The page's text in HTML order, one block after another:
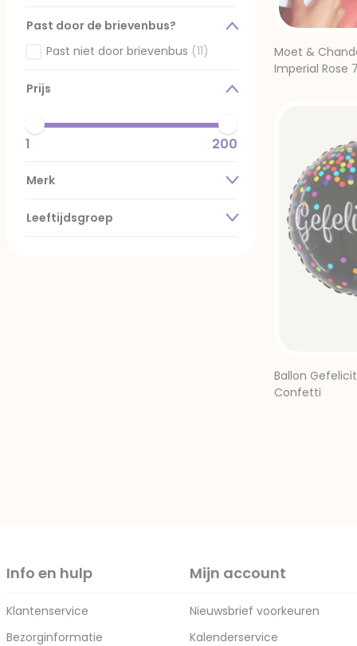
Past door de brievenbus?
Past niet door brievenbus (11)
Gefilterd op Past door de brievenbus?: Past niet door
Prijs
Merk
Leeftijdsgroep
Moet &
Imperial Rose
Ballon
Confetti
Info en hulp
Klantenservice
Bezorginformatie
Mijn account
Nieuwsbrief voorkeuren
Kalenderservice